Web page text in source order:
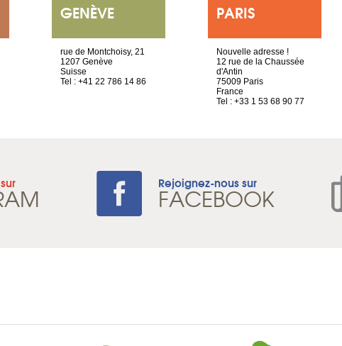
GENÈVE
rue de Montchoisy, 21
1207 Genève
Suisse
Tel : +41 22 786 14 86
PARIS
Nouvelle adresse !
12 rue de la Chaussée
d'Antin
75009 Paris
France
Tel : +33 1 53 68 90 77
Rejoignez-nous sur
FACEBOOK